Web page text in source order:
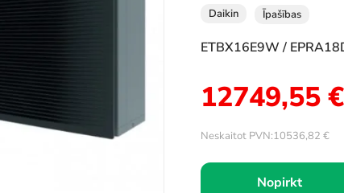
Daikin Īpašības
ETBX16E9W /
12749,55€
Neskaitot PVN:10536,82 €
Nopirkt